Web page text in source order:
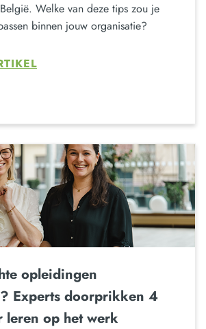
Welke van deze tips zou je
binnen jouw organisatie?
opleidingen
Experts doorprikken 4
leren op het werk